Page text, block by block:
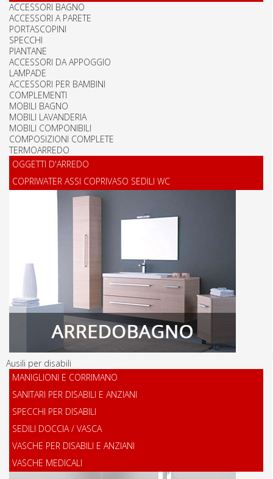
ACCESSORI BAGNO
ACCESSORI A PARETE
PORTASCOPINI
SPECCHI
PIANTANE
ACCESSORI DA APPOGGIO
LAMPADE
ACCESSORI PER BAMBINI
COMPLEMENTI
MOBILI BAGNO
MOBILI LAVANDERIA
MOBILI COMPONIBILI
COMPOSIZIONI COMPLETE
TERMOARREDO
OGGETTI D'ARREDO
COPRIWATER ASSI COPRIVASO SEDILI WC
Ausili per disabili
MANIGLIONI E CORRIMANO
SANITARI PER DISABILI E ANZIANI
SPECCHI PER DISABILI
SEDILI DOCCIA / VASCA
VASCHE PER DISABILI E ANZIANI
VASCHE MEDICALI